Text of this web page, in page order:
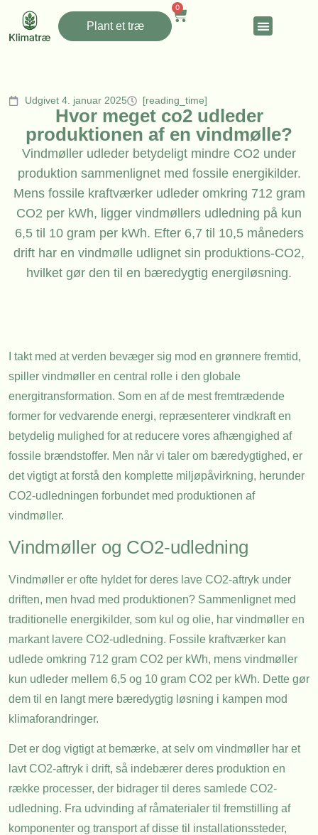
Plant et træ
0
Udgivet 4. januar 2025 [reading_time]
Hvor meget co2 udleder
produktionen af en vindmølle?
Vindmøller udleder betydeligt mindre CO2 under
produktion sammenlignet med fossile energikilder.
Mens fossile kraftværker udleder omkring 712 gram
CO2 per kWh, ligger vindmøllers udledning på kun
6,5 til 10 gram per kWh. Efter 6,7 til 10,5 måneders
drift har en vindmølle udlignet sin produktions-CO2,
hvilket gør den til en bæredygtig energiløsning.
I takt med at verden bevæger sig mod en grønnere fremtid,
spiller vindmøller en central rolle i den globale
energitransformation. Som en af de mest fremtrædende
former for vedvarende energi, repræsenterer vindkraft en
betydelig mulighed for at reducere vores afhængighed af
fossile brændstoffer. Men når vi taler om bæredygtighed, er
det vigtigt at forstå den komplette miljøpåvirkning, herunder
CO2-udledningen forbundet med produktionen af
vindmøller.
Vindmøller og CO2-udledning
Vindmøller er ofte hyldet for deres lave CO2-aftryk under
driften, men hvad med produktionen? Sammenlignet med
traditionelle energikilder, som kul og olie, har vindmøller en
markant lavere CO2-udledning. Fossile kraftværker kan
udlede omkring 712 gram CO2 per kWh, mens vindmøller
kun udleder mellem 6,5 og 10 gram CO2 per kWh. Dette gør
dem til en langt mere bæredygtig løsning i kampen mod
klimaforandringer.
Det er dog vigtigt at bemærke, at selv om vindmøller har et
lavt CO2-aftryk i drift, så indebærer deres produktion en
række processer, der bidrager til deres samlede CO2-
udledning. Fra udvinding af råmaterialer til fremstilling af
komponenter og transport af disse til installationssteder,